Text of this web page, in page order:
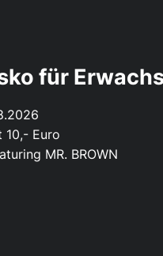
für
10,- Euro
MR. BROWN